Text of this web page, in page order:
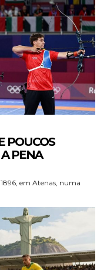
POUCOS
PENA
em Atenas, numa